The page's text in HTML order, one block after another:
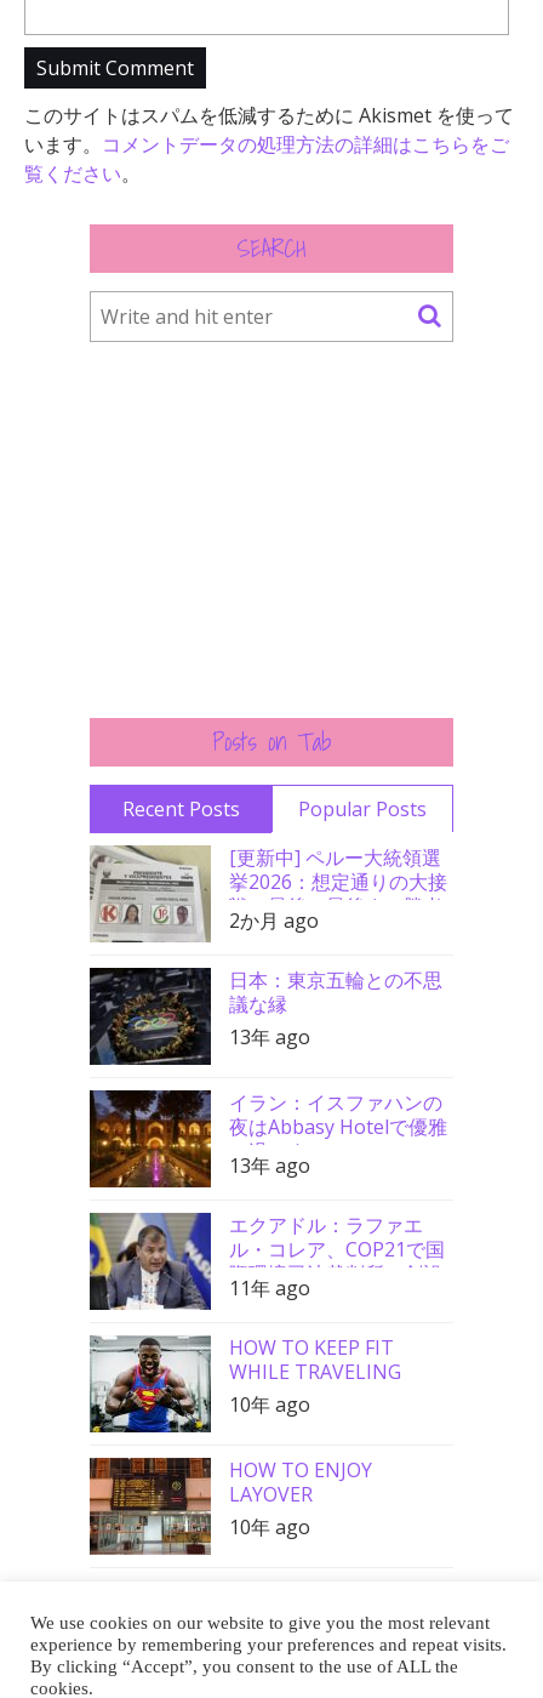
このサイトはスパムを低減するために Akismet を使って
います。 コメントデータの処理方法の詳細はこちらをご
覧ください。
SEARCH
Posts on Tab
Recent Posts
Popular Posts
[更新中] ペルー大統領選
挙2026：想定通りの大接
戦、最後の最後まで勝者
分からず
2か月 ago
日本：東京五輪との不思
議な縁
13年 ago
イラン：イスファハンの
夜はAbbasy Hotelで優雅
に過ごす
13年 ago
エクアドル：ラファエ
ル・コレア、COP21で国
際環境司法裁判所の創設
を要請
11年 ago
HOW TO KEEP FIT
WHILE TRAVELING
10年 ago
HOW TO ENJOY
LAYOVER
10年 ago
Buy Me a Coffee
We use cookies on our website to give you the most relevant
experience by remembering your preferences and repeat visits.
By clicking “Accept”, you consent to the use of ALL the
cookies.